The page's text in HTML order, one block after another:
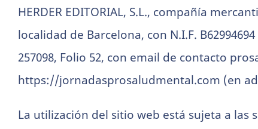
HERDER EDITORIAL, S.L., compañía
localidad de Barcelona, con N.I.F.
257098, Folio 52, con email de contacto
https://jornadasprosaludmental.com (en
La utilización del sitio web está sujeta a las